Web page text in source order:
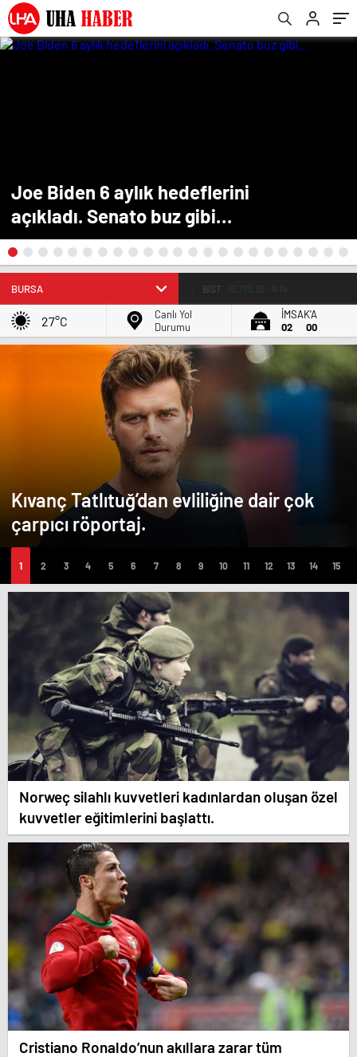
Joe Biden 6 aylık hedeflerini
açıkladı. Senato buz gibi…
EURO 55.251 0.32%
27°C
Canlı Yol
Durumu
İMSAK'A
02
00
Kıvanç Tatlıtuğ’dan evliliğine dair çok
çarpıcı röportaj.
Norweç silahlı kuvvetleri kadınlardan oluşan özel
kuvvetler eğitimlerini başlattı.
Cristiano Ronaldo’nun akıllara zarar tüm